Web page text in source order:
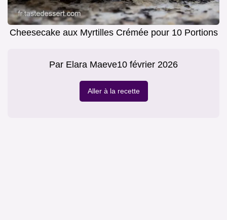
Cheesecake aux Myrtilles Crémée pour 10 Portions
Par Elara Maeve10 février 2026
Aller à la recette